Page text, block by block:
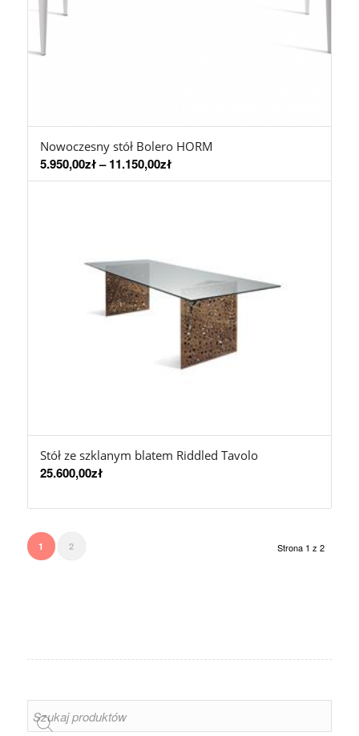
Nowoczesny stół Bolero HORM
5.950,00zł–11.150,00zł
Stół ze szklanym blatem Riddled Tavolo
25.600,00zł
Strona 1 z 2
1 2